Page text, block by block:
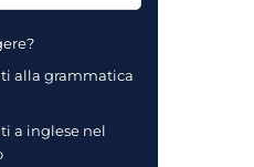
alla grammatica
a inglese nel